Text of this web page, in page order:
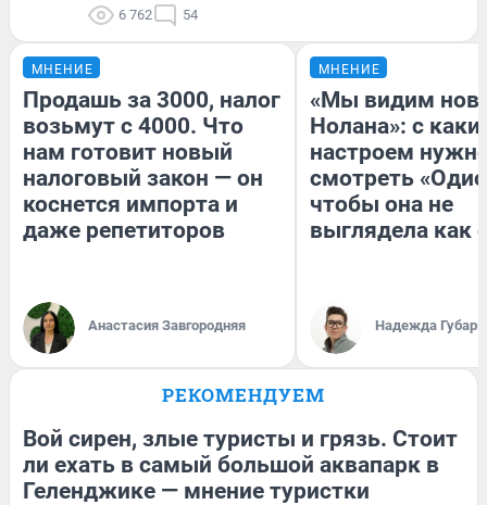
6 762 54
МНЕНИЕ
Продашь за 3000, налог
возьмут с 4000. Что
нам готовит новый
налоговый закон — он
коснется импорта и
даже репетиторов
Анастасия Завгородняя
МНЕНИЕ
«Мы видим
Нолана»: с
настроем
смотреть
чтобы она не
выглядела как
Надежда Губарь
РЕКОМЕНДУЕМ
Вой сирен, злые туристы и грязь. Стоит
ли ехать в самый большой аквапарк в
Геленджике — мнение туристки